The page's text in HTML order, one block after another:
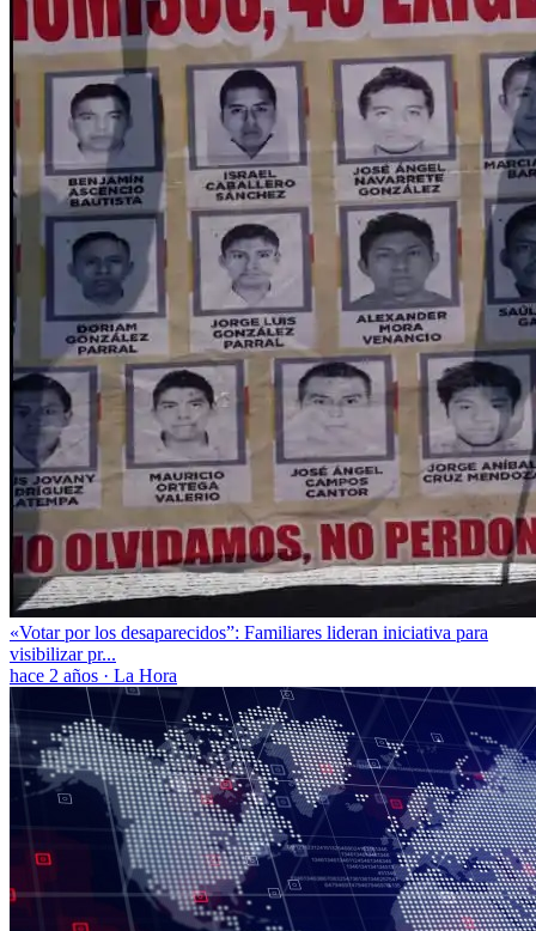
«Votar por los desaparecidos”: Familiares lideran iniciativa para
visibilizar pr...
hace 2 años · La Hora